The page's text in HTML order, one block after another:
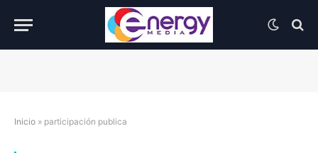
Inicio » participación publica